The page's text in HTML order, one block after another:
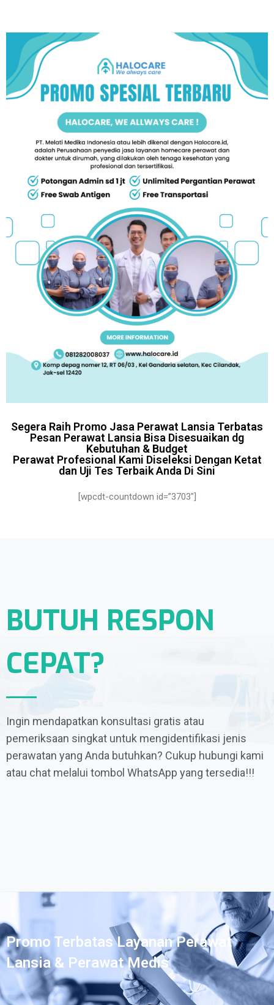
Segera Raih Promo Jasa Perawat Lansia Terbatas
Pesan Perawat Lansia Bisa Disesuaikan dg
Kebutuhan & Budget
Perawat Profesional Kami Diseleksi Dengan Ketat
dan Uji Tes Terbaik Anda Di Sini
[wpcdt-countdown id=”3703″]
BUTUH RESPON
CEPAT?
Ingin mendapatkan konsultasi gratis atau
pemeriksaan singkat untuk mengidentifikasi jenis
perawatan yang Anda butuhkan? Cukup hubungi kami
atau chat melalui tombol WhatsApp yang tersedia!!!
Promo Terbatas Layanan Perawat
Lansia & Perawat Medis